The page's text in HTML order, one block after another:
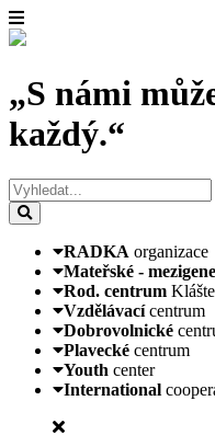
„S námi
každý.“
RADKA organizace
Mateřské -
Rod. centrum
Vzdělávací centrum
Dobrovolnické
Plavecké centrum
Youth center
International